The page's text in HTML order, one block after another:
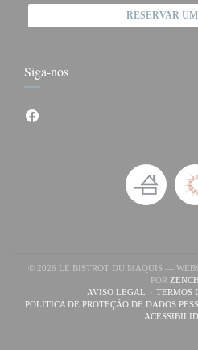
RESERVAR
Siga-nos
Facebook ((abre numa nova
© 2026 LE BISTROT DU MAQUIS —
POR
AVISO LEGAL((ABRE NUMA
TERMOS
POLÍTICA DE PROTEÇÃO DE DADOS
((ABRE NUMA